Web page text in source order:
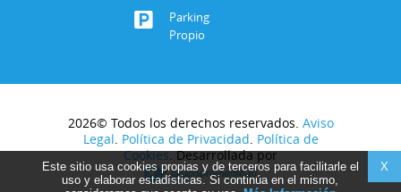
Parking
Propio
2026© Todos los derechos reservados. Aviso
Legal. Política de Privacidad. Política de
Cookies. Desarrollada por
Este sitio usa cookies propias y de terceros para facilitarle el
uso y elaborar estadísticas. Si continúa en el mismo,
X